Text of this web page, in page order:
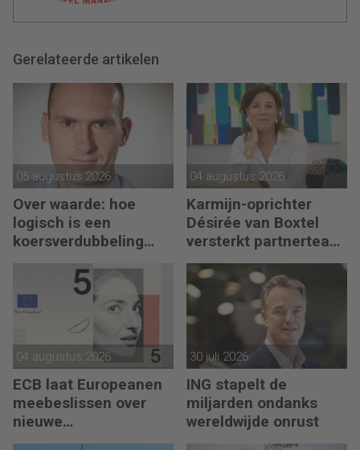
Gerelateerde artikelen
05 augustus 2026
Over waarde: hoe
logisch is een
koersverdubbeling
04 augustus 2026
Karmijn-oprichter
Désirée van Boxtel
versterkt partnerteam
CFO Capabel
04 augustus 2026
ECB laat Europeanen
meebeslissen over
nieuwe
eurobankbiljetten
30 juli 2026
ING stapelt de
miljarden ondanks
wereldwijde onrust